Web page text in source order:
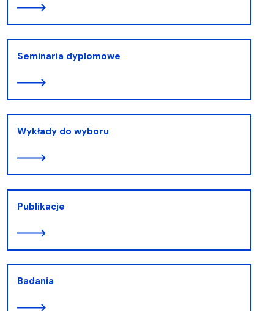
Seminaria dyplomowe
Wykłady do wyboru
Publikacje
Badania